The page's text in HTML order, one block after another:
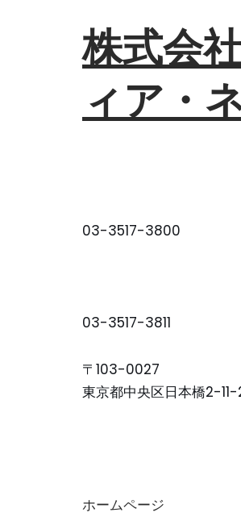
株式会
ィア・
03-3517-3800
03-3517-3811
〒103-0027
東京都中央区日本橋2-11-
ホームページ